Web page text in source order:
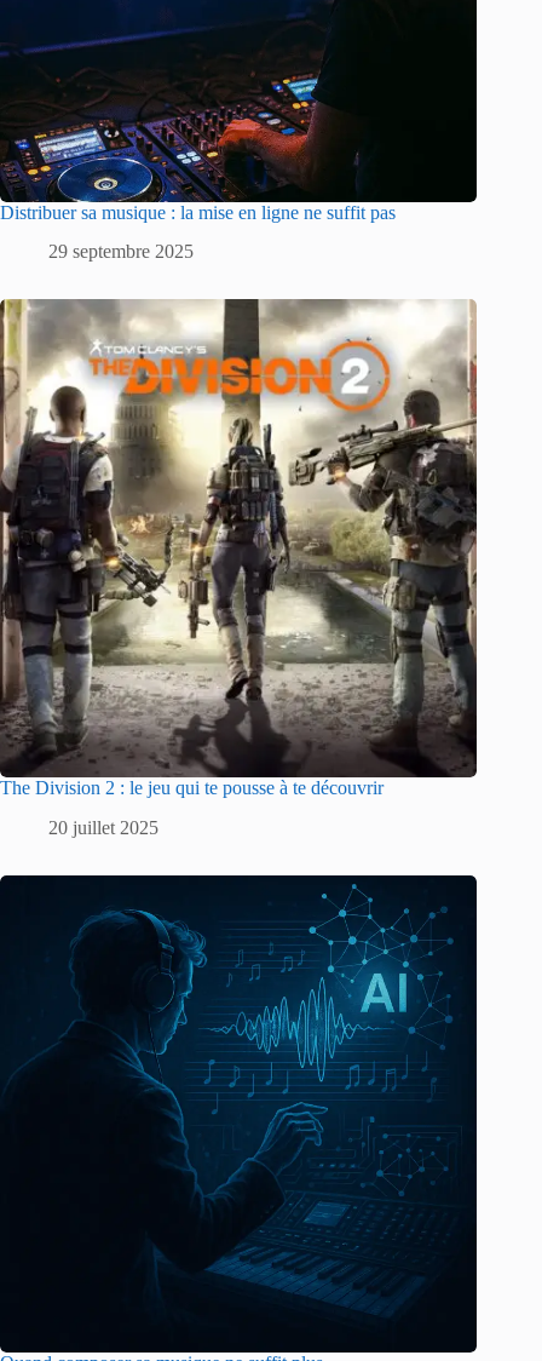
Distribuer sa musique : la mise en ligne ne suffit pas
29 septembre 2025
The Division 2 : le jeu qui te pousse à te découvrir
20 juillet 2025